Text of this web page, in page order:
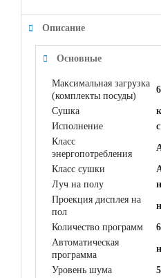
Описание
Основные
Максимальная загрузка
(комплекты посуды)
6
Сушка
Исполнение
Класс
энергопотребления
Класс сушки
Луч на полу
Проекция дисплея на
пол
Количество программ
6
Автоматическая
программа
Уровень шума